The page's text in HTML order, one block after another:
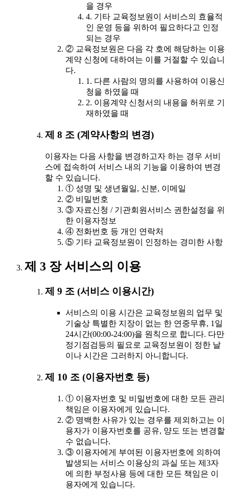
을 경우
4. 기타 교육정보원이 서비스의 효율적
인 운영 등을 위하여 필요하다고 인정
되는 경우
② 교육정보원은 다음 각 호에 해당하는 이용
계약 신청에 대하여는 이를 거절할 수 있습니
다.
1. 다른 사람의 명의를 사용하여 이용신
청을 하였을 때
2. 이용계약 신청서의 내용을 허위로 기
재하였을 때
제 8 조 (계약사항의 변경)
이용자는 다음 사항을 변경하고자 하는 경우 서비
스에 접속하여 서비스 내의 기능을 이용하여 변경
할 수 있습니다.
① 성명 및 생년월일, 신분, 이메일
② 비밀번호
③ 자료신청 / 기관회원서비스 권한설정을 위
한 이용자정보
④ 전화번호 등 개인 연락처
⑤ 기타 교육정보원이 인정하는 경미한 사항
제 3 장 서비스의 이용
제 9 조 (서비스 이용시간)
서비스의 이용 시간은 교육정보원의 업무 및
기술상 특별한 지장이 없는 한 연중무휴, 1일
24시간(00:00-24:00)을 원칙으로 합니다. 다만
정기점검등의 필요로 교육정보원이 정한 날
이나 시간은 그러하지 아니합니다.
제 10 조 (이용자번호 등)
① 이용자번호 및 비밀번호에 대한 모든 관리
책임은 이용자에게 있습니다.
② 명백한 사유가 있는 경우를 제외하고는 이
용자가 이용자번호를 공유, 양도 또는 변경할
수 없습니다.
③ 이용자에게 부여된 이용자번호에 의하여
발생되는 서비스 이용상의 과실 또는 제3자
에 의한 부정사용 등에 대한 모든 책임은 이
용자에게 있습니다.